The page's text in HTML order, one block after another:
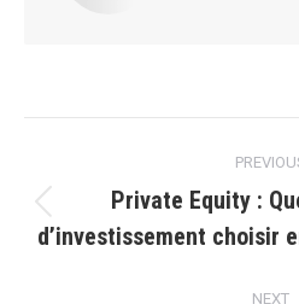
navigation
Private Equity :
d’investissement
NEXT